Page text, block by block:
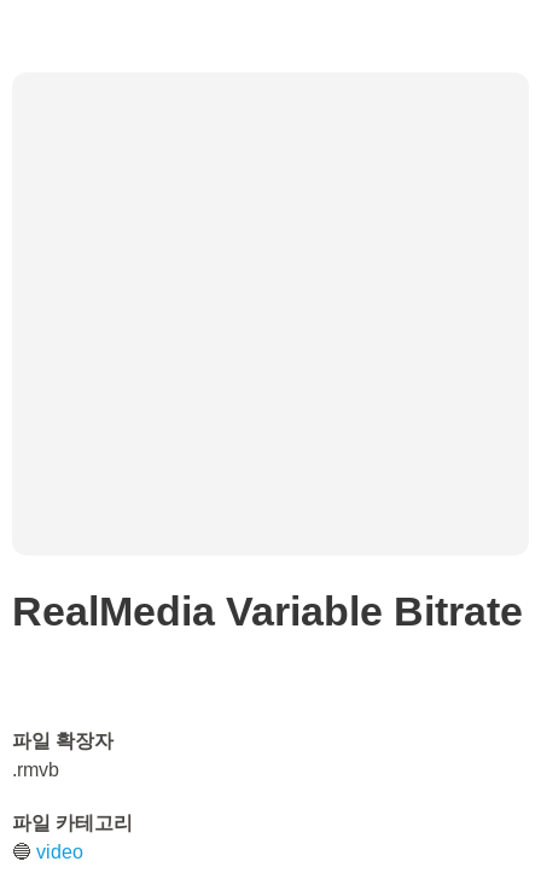
RealMedia Variable Bitrate
파일 확장자
.rmvb
파일 카테고리
🔵 video